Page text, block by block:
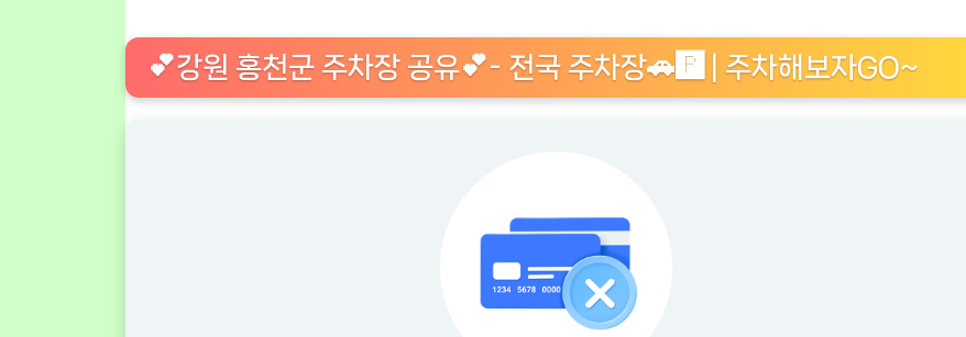
💕강원 홍천군 주차장 공유💕- 전국 주차장🚗🅿️ | 주차해보자GO~